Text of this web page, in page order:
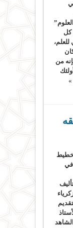
كل
للعلم،
من
»
في